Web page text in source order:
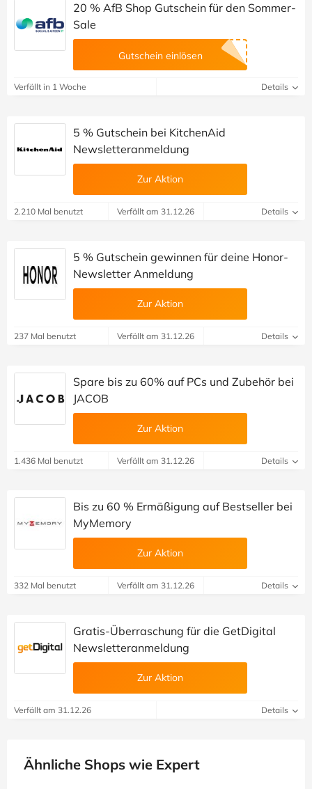
20 % AfB Shop Gutschein für den Sommer-
Sale
Gutschein einlösen
Verfällt in 1 Woche Details
5 % Gutschein bei KitchenAid
Newsletteranmeldung
Zur Aktion
2.210 Mal benutzt Verfällt am 31.12.26 Details
5 % Gutschein gewinnen für deine Honor-
Newsletter Anmeldung
Zur Aktion
237 Mal benutzt Verfällt am 31.12.26 Details
Spare bis zu 60% auf PCs und Zubehör bei
JACOB
Zur Aktion
1.436 Mal benutzt Verfällt am 31.12.26 Details
Bis zu 60 % Ermäßigung auf Bestseller bei
MyMemory
Zur Aktion
332 Mal benutzt Verfällt am 31.12.26 Details
Gratis-Überraschung für die GetDigital
Newsletteranmeldung
Zur Aktion
Verfällt am 31.12.26 Details
Ähnliche Shops wie Expert